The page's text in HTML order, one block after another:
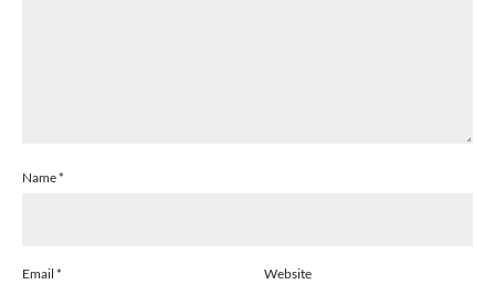
Name*
Email * Website